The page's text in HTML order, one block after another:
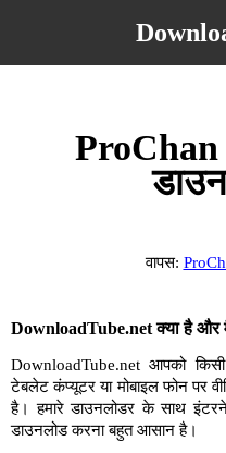
ProChan
वापस:
DownloadTube.net क्या है
DownloadTube.net आपको
टेबलेट कंप्यूटर या मोबाइल फोन पर
है। हमारे डाउनलोडर के साथ
डाउनलोड करना बहुत आसान है।